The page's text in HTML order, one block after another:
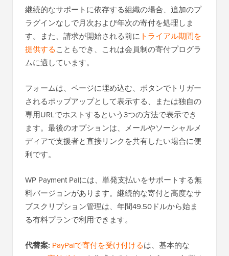
継続的なサポートに依存する組織の場合、追加のプ
ラグインなしで月次および年次の寄付を処理しま
す。また、請求が開始される前に トライアル期間を
提供することもでき、これは会員制の寄付プログラ
ムに適しています。
フォームは、ページに埋め込む、ボタンでトリガー
されるポップアップとして表示する、または独自の
専用URLでホストするという3つの方法で表示でき
ます。最後のオプションは、メールやソーシャルメ
ディアで支援者と直接リンクを共有したい場合に便
利です。
WP Payment Palには、単発支払いをサポートする無
料バージョンがあります。継続的な寄付と高度なサ
ブスクリプション管理は、年間49.50ドルから始ま
る有料プランで利用できます。
代替案: PayPalで寄付を受け付けるは、基本的な